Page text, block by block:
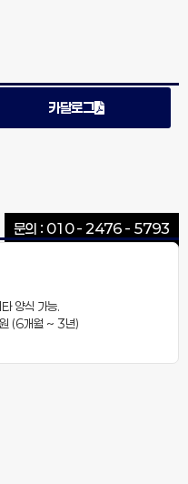
카달로그
문의 : 010 - 2476 - 5793
양식 가능.
원 (6개월 ~ 3년)